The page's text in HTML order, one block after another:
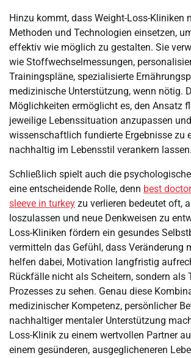
Hinzu kommt, dass Weight-Loss-Kliniken
Methoden und Technologien einsetzen,
effektiv wie möglich zu gestalten. Sie
wie Stoffwechselmessungen,
Trainingspläne, spezialisierte
medizinische Unterstützung, wenn nötig.
Möglichkeiten ermöglicht es, den Ansatz
jeweilige Lebenssituation anzupassen
wissenschaftlich fundierte Ergebnisse zu
nachhaltig im Lebensstil verankern lassen.
Schließlich spielt auch die
eine entscheidende Rolle, denn best
sleeve in turkey zu verlieren bedeutet oft,
loszulassen und neue Denkweisen zu
Loss-Kliniken fördern ein gesundes
vermitteln das Gefühl, dass Veränderung
helfen dabei, Motivation langfristig
Rückfälle nicht als Scheitern, sondern als
Prozesses zu sehen. Genau diese
medizinischer Kompetenz, persönlicher
nachhaltiger mentaler Unterstützung
Loss-Klinik zu einem wertvollen Partner
einem gesünderen, ausgeglicheneren